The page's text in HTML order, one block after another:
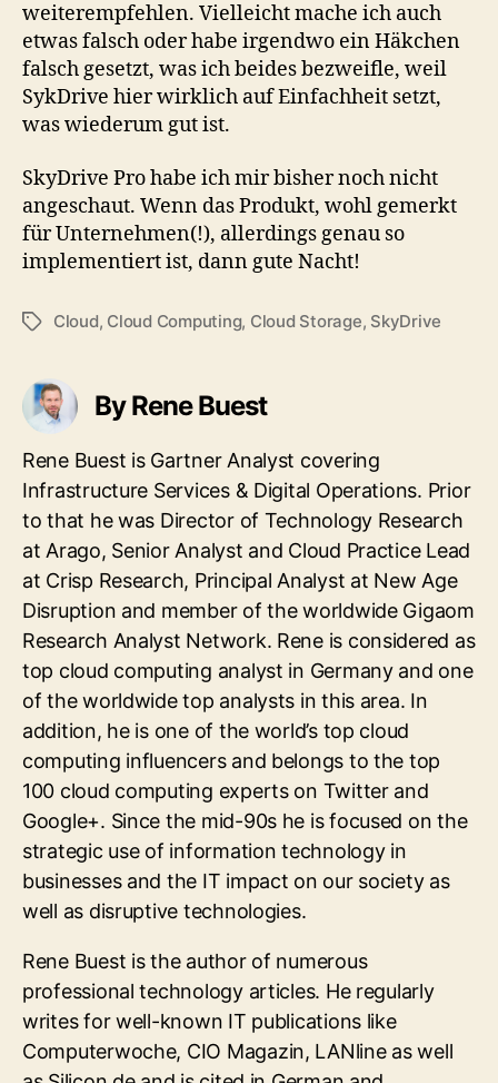
weiterempfehlen. Vielleicht mache ich auch
etwas falsch oder habe irgendwo ein Häkchen
falsch gesetzt, was ich beides bezweifle, weil
SykDrive hier wirklich auf Einfachheit setzt,
was wiederum gut ist.
SkyDrive Pro habe ich mir bisher noch nicht
angeschaut. Wenn das Produkt, wohl gemerkt
für Unternehmen(!), allerdings genau so
implementiert ist, dann gute Nacht!
TagsCloud, Cloud Computing, Cloud Storage, SkyDrive
By Rene Buest
Rene Buest is Gartner Analyst covering
Infrastructure Services & Digital Operations. Prior
to that he was Director of Technology Research
at Arago, Senior Analyst and Cloud Practice Lead
at Crisp Research, Principal Analyst at New Age
Disruption and member of the worldwide Gigaom
Research Analyst Network. Rene is considered as
top cloud computing analyst in Germany and one
of the worldwide top analysts in this area. In
addition, he is one of the world’s top cloud
computing influencers and belongs to the top
100 cloud computing experts on Twitter and
Google+. Since the mid-90s he is focused on the
strategic use of information technology in
businesses and the IT impact on our society as
well as disruptive technologies.
Rene Buest is the author of numerous
professional technology articles. He regularly
writes for well-known IT publications like
Computerwoche, CIO Magazin, LANline as well